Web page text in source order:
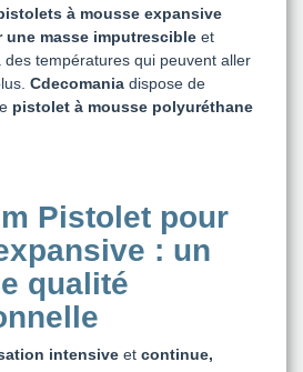
à mousse expansive
une masse imputrescible et
des températures qui peuvent aller
Cdecomania dispose de
pistolet à mousse polyuréthane
Pistolet pour
: un
qualité
intensive et continue,